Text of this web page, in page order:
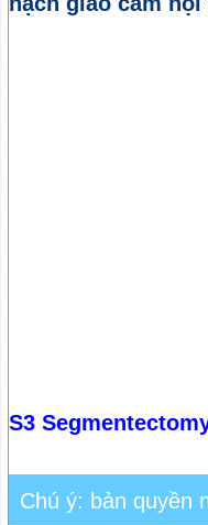
S3
Chú ý: bản quyền